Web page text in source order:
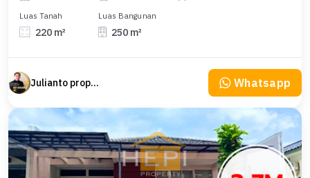
Luas Tanah
220 m²
Luas Bangunan
250 m²
Julianto property Julianto Whatsapp